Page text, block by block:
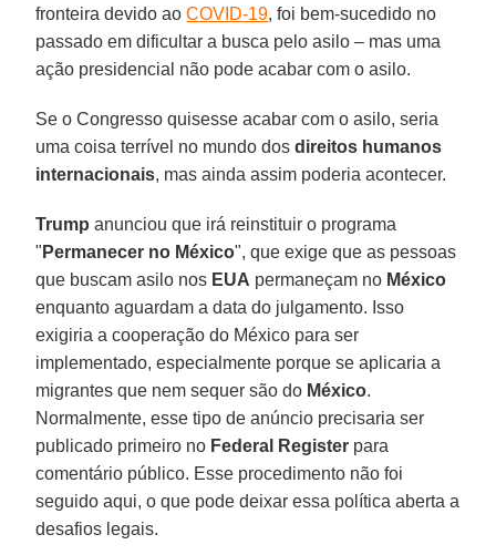
fronteira devido aoCOVID-19, foi bem-sucedido no
passado em dificultar a busca pelo asilo – mas uma
ação presidencial não pode acabar com o asilo.
Se o Congresso quisesse acabar com o asilo, seria
uma coisa terrível no mundo dosdireitos humanos
internacionais, mas ainda assim poderia acontecer.
Trump anunciou que irá reinstituir o programa
" Permanecer no México", que exige que as pessoas
que buscam asilo nos EUA permaneçam no México
enquanto aguardam a data do julgamento. Isso
exigiria a cooperação do México para ser
implementado, especialmente porque se aplicaria a
migrantes que nem sequer são do México.
Normalmente, esse tipo de anúncio precisaria ser
publicado primeiro no Federal Register para
comentário público. Esse procedimento não foi
seguido aqui, o que pode deixar essa política aberta a
desafios legais.